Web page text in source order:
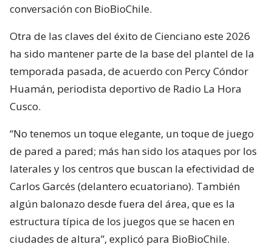
conversación con BioBioChile.
Otra de las claves del éxito de Cienciano este 2026
ha sido mantener parte de la base del plantel de la
temporada pasada, de acuerdo con Percy Cóndor
Huamán, periodista deportivo de Radio La Hora
Cusco.
“No tenemos un toque elegante, un toque de juego
de pared a pared; más han sido los ataques por los
laterales y los centros que buscan la efectividad de
Carlos Garcés (delantero ecuatoriano). También
algún balonazo desde fuera del área, que es la
estructura típica de los juegos que se hacen en
ciudades de altura”, explicó para BioBioChile.